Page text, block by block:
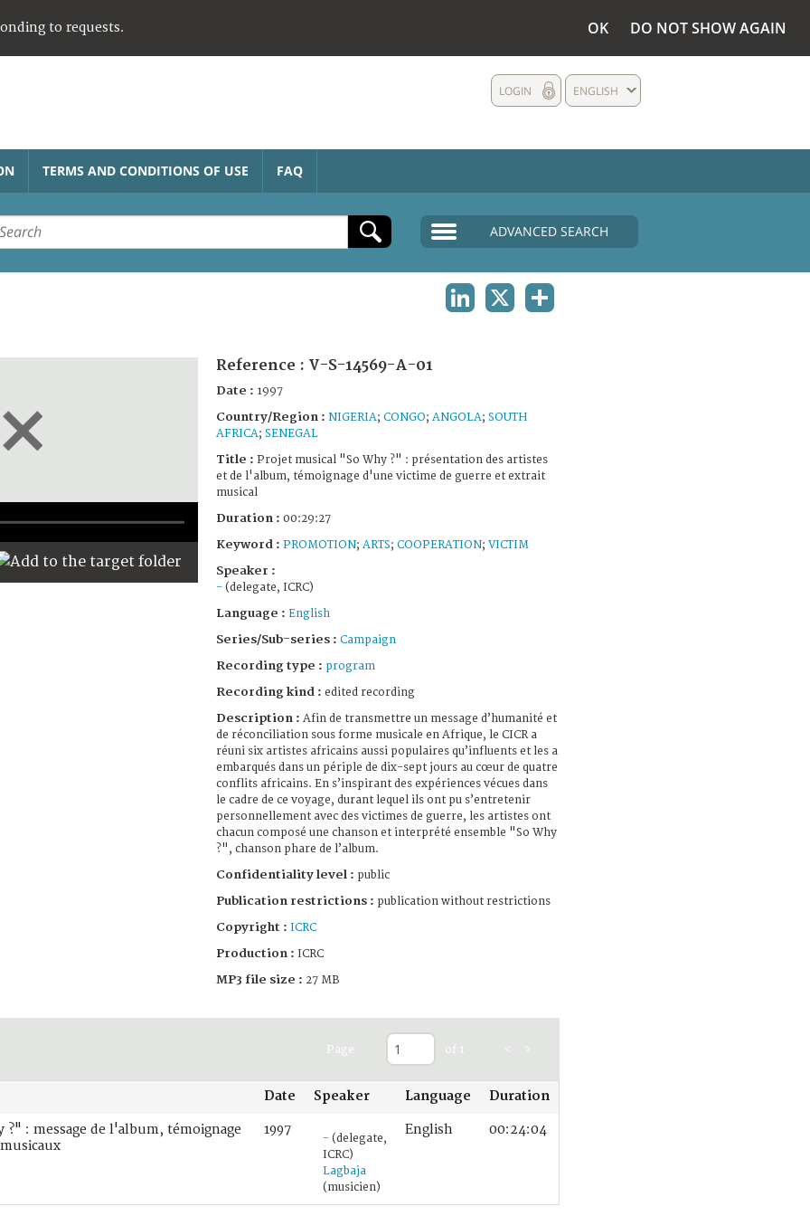
to requests. OK DO NOT SHOW AGAIN
ENGLISH
LOGIN
TERMS AND CONDITIONS OF USE FAQ
ADVANCED SEARCH
Reference : V-S-14569-A-01
Date : 1997
Country/Region : NIGERIA; CONGO; ANGOLA; SOUTH
AFRICA; SENEGAL
Title : Projet musical "So Why ?" : présentation des artistes
et de l'album, témoignage d'une victime de guerre et extrait
musical
Duration : 00:29:27
Keyword : PROMOTION; ARTS; COOPERATION; VICTIM
Speaker :
- (delegate, ICRC)
Language : English
Series/Sub-series : Campaign
Recording type : program
Recording kind : edited recording
Description : Afin de transmettre un message d’humanité et
de réconciliation sous forme musicale en Afrique, le CICR a
réuni six artistes africains aussi populaires qu’influents et les a
embarqués dans un périple de dix-sept jours au cœur de quatre
conflits africains. En s’inspirant des expériences vécues dans
le cadre de ce voyage, durant lequel ils ont pu s’entretenir
personnellement avec des victimes de guerre, les artistes ont
chacun composé une chanson et interprété ensemble "So Why
?", chanson phare de l’album.
Confidentiality level : public
Publication restrictions : publication without restrictions
Copyright : ICRC
Production : ICRC
MP3 file size : 27 MB
Page of 1 < >
Date Speaker Language Duration
?" : message de l'album, témoignage
1997
- (delegate,
ICRC)
Lagbaja
(musicien)
English 00:24:04